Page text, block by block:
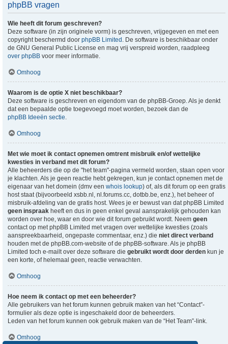
phpBB vragen
Wie heeft dit forum geschreven?
Deze software (in zijn originele vorm) is geschreven, vrijgegeven en met een
copyright beschermd door phpBB Limited . De software is beschikbaar onder
de GNU General Public License en mag vrij verspreid worden, raadpleeg
over phpBB voor meer informatie.
Omhoog
Waarom is de optie X niet beschikbaar?
Deze software is geschreven en eigendom van de phpBB-Groep. Als je denkt
dat een bepaalde optie toegevoegd moet worden, bezoek dan de
phpBB Ideeën sectie.
Omhoog
Met wie moet ik contact opnemen omtrent misbruik en/of wettelijke
kwesties in verband met dit forum?
Alle beheerders die op de "het team"-pagina vermeld worden, staan open voor
je klachten. Als je geen reactie hebt gekregen, kun je contact opnemen met de
eigenaar van het domein (dmv een whois lookup) of, als dit forum op een gratis
host staat (bijvoorbeeld xsbb.nl, nl.forums.cc, dotbb.be, enz.), het beheer of
misbruik-afdeling van de gratis host. Wees je er bewust van dat phpBB Limited
geen inspraak heeft en dus in geen enkel geval aansprakelijk gehouden kan
worden over hoe, waar en door wie dit forum gebruikt wordt. Neem geen
contact op met phpBB Limited met vragen over wettelijke kwesties (zoals
aanspreekbaarheid, ongepaste commentaar, enz.) die niet direct verband
houden met de phpBB.com-website of de phpBB-software. Als je phpBB
Limited toch e-mailt over deze software die gebruikt wordt door derden kun je
een korte, of helemaal geen, reactie verwachten.
Omhoog
Hoe neem ik contact op met een beheerder?
Alle gebruikers van het forum kunnen gebruik maken van het “Contact”-
formulier als deze optie is ingeschakeld door de beheerders.
Leden van het forum kunnen ook gebruik maken van de “Het Team”-link.
Omhoog